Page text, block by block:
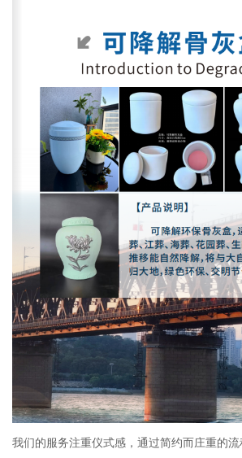
我们的服务注重仪式感，通过简约而庄重的